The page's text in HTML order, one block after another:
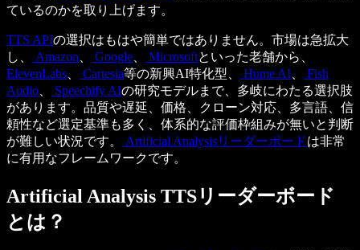
ているのかを取り上げます。
TTS APIの選択はもはや簡単ではありません。市場は急拡大
し、
Amazon Google Microsoftといった老舗から、
ElevenLabs
Cartesia等の新興AI特化型、 Hume AI
Fish
Audio
Speechify AIの研究モデルまで、多岐にわたる選択肢
があります。品質や遅延、価格、クローン対応、多言語、信
頼性など選定基準も多く、体系的な評価枠組みが無いと判断
が難しい状況です。
Artificial Analysisリーダーボードは非常
に有用なフレームワークです。
Artificial Analysis TTSリーダーボード
とは？